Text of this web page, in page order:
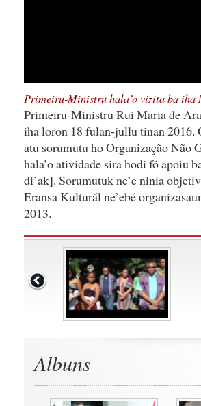
Primeiru-Ministru hala’o vizita ba
Primeiru-Ministru Rui Maria de
iha loron 18 fulan-jullu tinan 2016.
atu sorumutu ho Organização Não
hala’o atividade sira hodi fó apoiu
di’ak]. Sorumutuk ne’e ninia
Eransa Kulturál ne’ebé
2013.
Albuns